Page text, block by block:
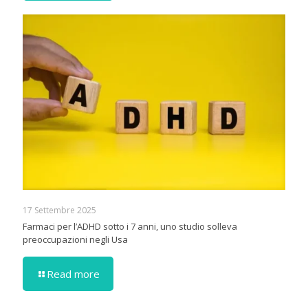
17 Settembre 2025
Farmaci per l’ADHD sotto i 7 anni, uno studio solleva
preoccupazioni negli Usa
Read more